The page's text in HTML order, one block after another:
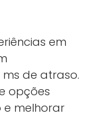
em
de atraso.
opções
e melhorar